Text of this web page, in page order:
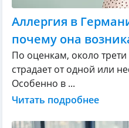
Аллергия в
почему она
По оценкам, около
страдает от одной или
Особенно в ...
Читать подробнее